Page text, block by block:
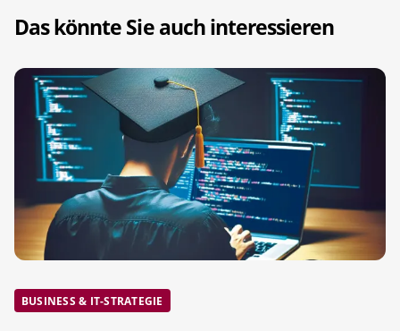
Das könnte Sie auch interessieren
BUSINESS & IT-STRATEGIE